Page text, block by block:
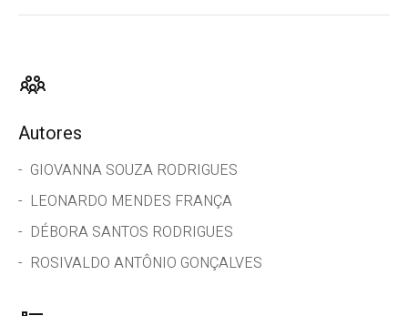
Autores
GIOVANNA SOUZA RODRIGUES
LEONARDO MENDES FRANÇA
DÉBORA SANTOS RODRIGUES
ROSIVALDO ANTÔNIO GONÇALVES